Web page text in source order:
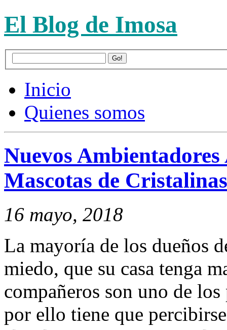
El Blog de Imosa
Inicio
Quienes somos
Nuevos
Mascotas de Cristalinas
16 mayo, 2018
La mayoría de los dueños
miedo, que su casa tenga
compañeros son uno de
por ello tiene que